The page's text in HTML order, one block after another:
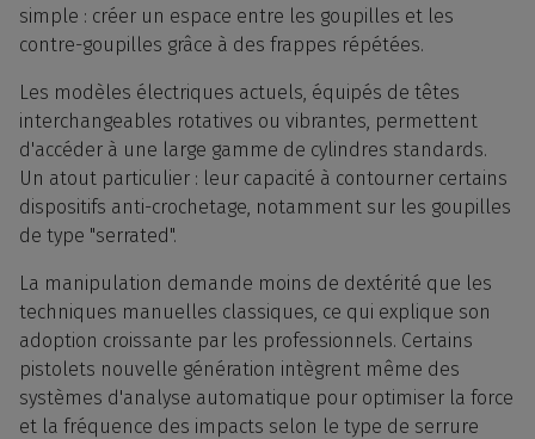
simple : créer un espace entre les goupilles et les
contre-goupilles grâce à des frappes répétées.
Les modèles électriques actuels, équipés de têtes
interchangeables rotatives ou vibrantes, permettent
d'accéder à une large gamme de cylindres standards.
Un atout particulier : leur capacité à contourner certains
dispositifs anti-crochetage, notamment sur les goupilles
de type "serrated".
La manipulation demande moins de dextérité que les
techniques manuelles classiques, ce qui explique son
adoption croissante par les professionnels. Certains
pistolets nouvelle génération intègrent même des
systèmes d'analyse automatique pour optimiser la force
et la fréquence des impacts selon le type de serrure